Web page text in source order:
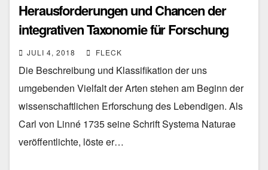
Herausforderungen und Chancen der
integrativen Taxonomie für Forschung
und Gesellschaft
JULI 4, 2018 FLECK
Die Beschreibung und Klassifikation der uns
umgebenden Vielfalt der Arten stehen am Beginn der
wissenschaftlichen Erforschung des Lebendigen. Als
Carl von Linné 1735 seine Schrift Systema Naturae
veröffentlichte, löste er…